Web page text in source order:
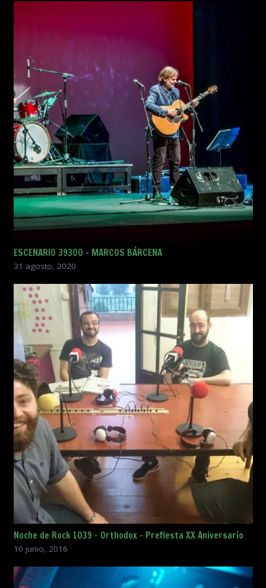
ESCENARIO 39300 – MARCOS BÁRCENA
31 agosto, 2020
Noche de Rock 1039 – Orthodox – Prefiesta XX Aniversario
10 junio, 2016